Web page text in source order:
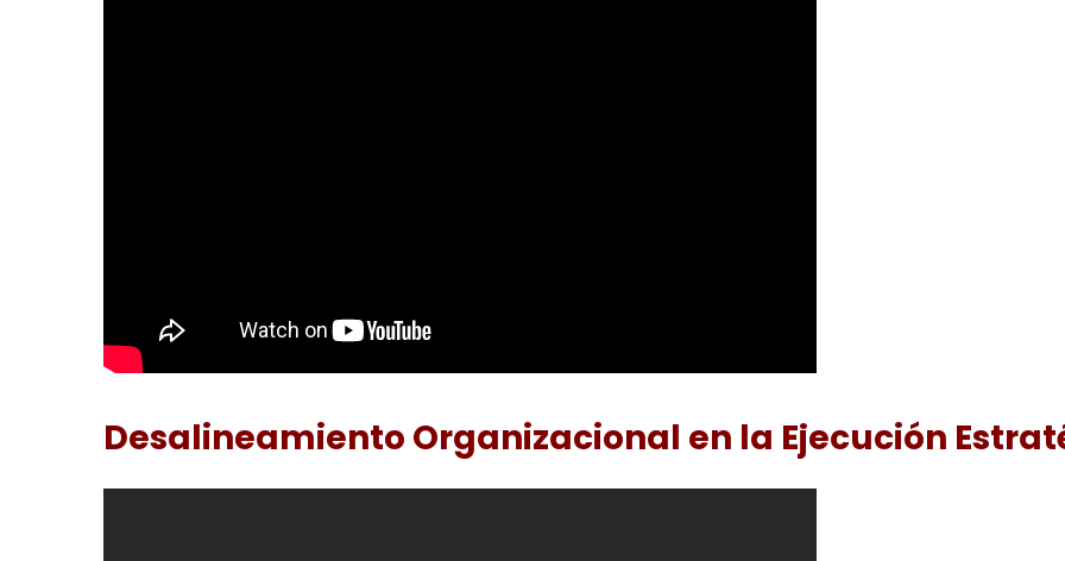
Desalineamiento Organizacional en la Ejecución